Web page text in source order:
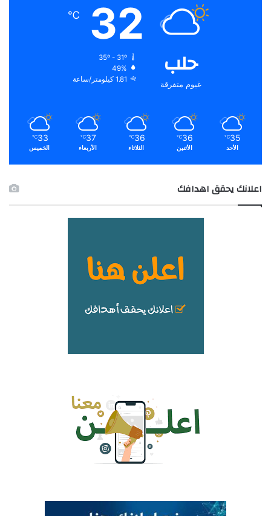
حلب
غيوم متفرقة
32
℃
35º - 31º
49%
1.81 كيلومتر/ساعة
35
℃
الأحد
36
℃
الأثنين
36
℃
الثلاثاء
37
℃
الأربعاء
33
℃
الخميس
اعلانك يحقق اهدافك